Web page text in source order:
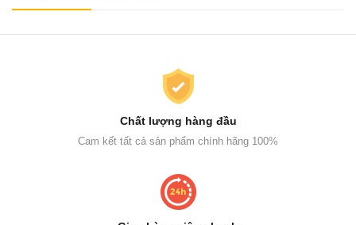
Chất lượng hàng đầu
Cam kết tất cả sản phẩm chính hãng 100%